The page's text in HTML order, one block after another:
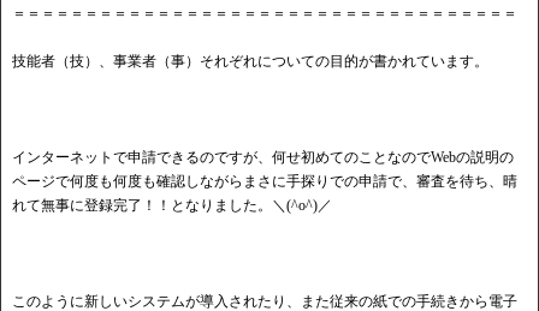
＝＝＝＝＝＝＝＝＝＝＝＝＝＝＝＝＝＝＝＝＝＝＝＝＝＝＝＝＝＝＝＝＝＝＝
技能者（技）、事業者（事）それぞれについての目的が書かれています。
インターネットで申請できるのですが、何せ初めてのことなのでWebの説明の
ページで何度も何度も確認しながらまさに手探りでの申請で、審査を待ち、晴
れて無事に登録完了！！となりました。＼(^o^)／
このように新しいシステムが導入されたり、また従来の紙での手続きから電子